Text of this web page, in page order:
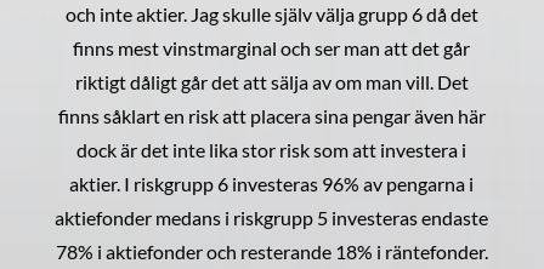
och inte aktier. Jag skulle själv välja grupp 6 då det
finns mest vinstmarginal och ser man att det går
riktigt dåligt går det att sälja av om man vill. Det
finns såklart en risk att placera sina pengar även här
dock är det inte lika stor risk som att investera i
aktier. I riskgrupp 6 investeras 96% av pengarna i
aktiefonder medans i riskgrupp 5 investeras endaste
78% i aktiefonder och resterande 18% i räntefonder.